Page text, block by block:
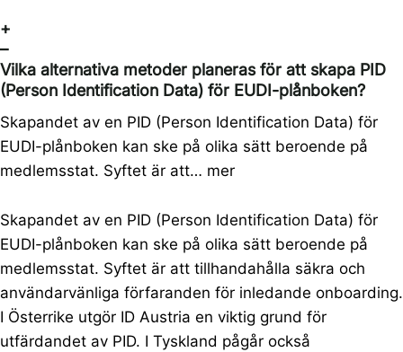
+
–
Vilka alternativa metoder planeras för att skapa PID
(Person Identification Data) för EUDI-plånboken?
Skapandet av en PID (Person Identification Data) för
EUDI-plånboken kan ske på olika sätt beroende på
medlemsstat. Syftet är att… mer
Skapandet av en PID (Person Identification Data) för
EUDI-plånboken kan ske på olika sätt beroende på
medlemsstat. Syftet är att tillhandahålla säkra och
användarvänliga förfaranden för inledande onboarding.
I Österrike utgör ID Austria en viktig grund för
utfärdandet av PID. I Tyskland pågår också